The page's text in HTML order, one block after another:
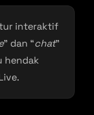
interaktif
” dan “chat”
hendak